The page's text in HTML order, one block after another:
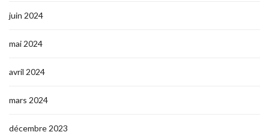
juin 2024
mai 2024
avril 2024
mars 2024
décembre 2023